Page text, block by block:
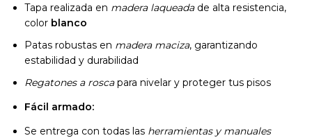
Tapa realizada en madera laqueadade alta resistencia,
color blanco
Patas robustas en madera maciza, garantizando
estabilidad y durabilidad
Regatones a roscapara nivelar y proteger tus pisos
Fácil armado:
Se entrega con todas las herramientas y manuales